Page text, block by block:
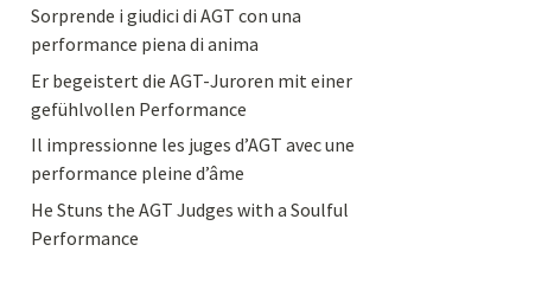
Sorprende i giudici di AGT con una
performance piena di anima
Er begeistert die AGT-Juroren mit einer
gefühlvollen Performance
Il impressionne les juges d’AGT avec une
performance pleine d’âme
He Stuns the AGT Judges with a Soulful
Performance